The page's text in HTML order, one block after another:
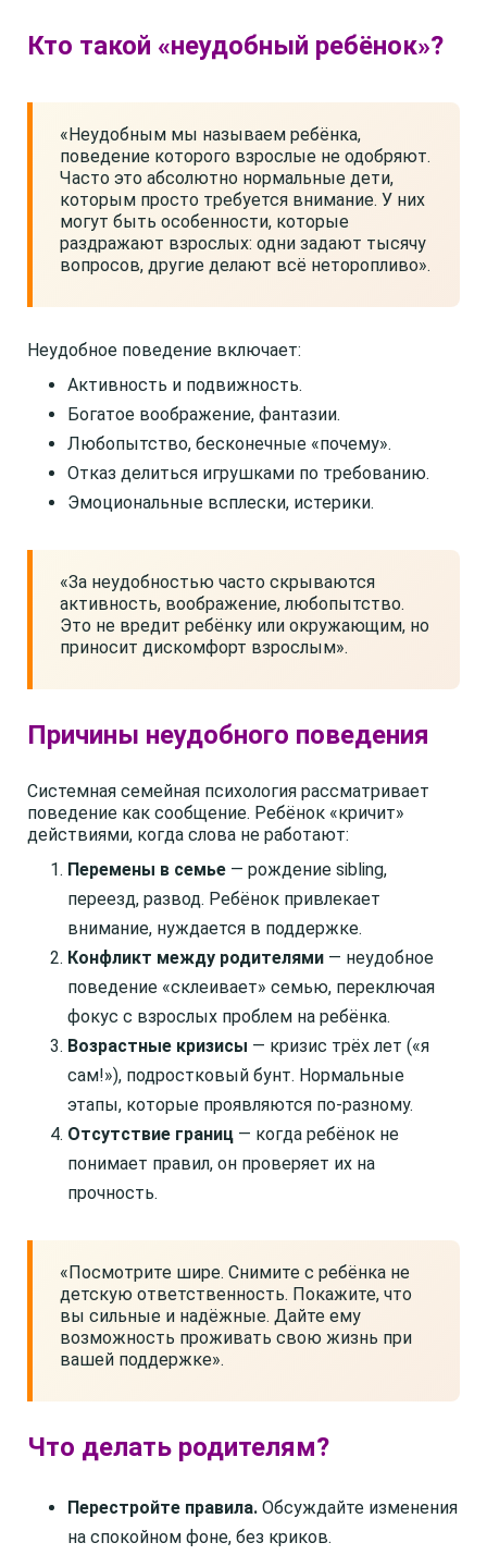
Кто такой «неудобный ребёнок»?
«Неудобным мы называем ребёнка,
поведение которого взрослые не одобряют.
Часто это абсолютно нормальные дети,
которым просто требуется внимание. У них
могут быть особенности, которые
раздражают взрослых: одни задают тысячу
вопросов, другие делают всё неторопливо».
Неудобное поведение включает:
Активность и подвижность.
Богатое воображение, фантазии.
Любопытство, бесконечные «почему».
Отказ делиться игрушками по требованию.
Эмоциональные всплески, истерики.
«За неудобностью часто скрываются
активность, воображение, любопытство.
Это не вредит ребёнку или окружающим, но
приносит дискомфорт взрослым».
Причины неудобного поведения
Системная семейная психология рассматривает
поведение как сообщение. Ребёнок «кричит»
действиями, когда слова не работают:
Перемены в семье — рождение sibling,
переезд, развод. Ребёнок привлекает
внимание, нуждается в поддержке.
Конфликт между родителями — неудобное
поведение «склеивает» семью, переключая
фокус с взрослых проблем на ребёнка.
Возрастные кризисы — кризис трёх лет («я
сам!»), подростковый бунт. Нормальные
этапы, которые проявляются по-разному.
Отсутствие границ — когда ребёнок не
понимает правил, он проверяет их на
прочность.
«Посмотрите шире. Снимите с ребёнка не
детскую ответственность. Покажите, что
вы сильные и надёжные. Дайте ему
возможность проживать свою жизнь при
вашей поддержке».
Что делать родителям?
Перестройте правила. Обсуждайте изменения
на спокойном фоне, без криков.